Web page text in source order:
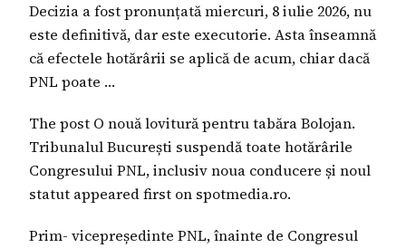
Decizia a fost pronunțată miercuri, 8 iulie 2026, nu
este definitivă, dar este executorie. Asta înseamnă
că efectele hotărârii se aplică de acum, chiar dacă
PNL poate …
The post O nouă lovitură pentru tabăra Bolojan.
Tribunalul București suspendă toate hotărârile
Congresului PNL, inclusiv noua conducere și noul
statut appeared first on spotmedia.ro.
Prim- vicepreședinte PNL, înainte de Congresul